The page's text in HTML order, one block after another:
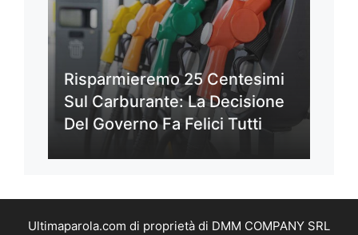
Risparmieremo 25 Centesimi
Sul Carburante: La Decisione
Del Governo Fa Felici Tutti
Ultimaparola.com di proprietà di DMM COMPANY SRL